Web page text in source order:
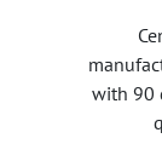
with 90